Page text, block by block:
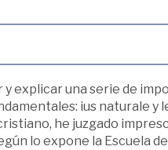
explicar una serie de
ius naturale y
he juzgado
lo expone la Escuela